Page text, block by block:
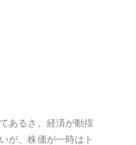
あるさ。経済が動揺
が、株価が一時はト